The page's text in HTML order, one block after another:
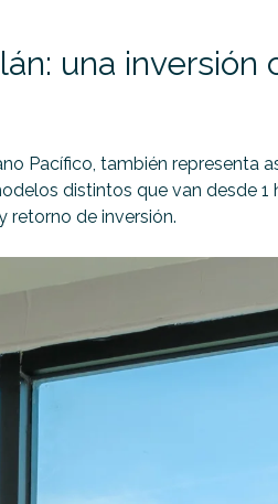
una inversión
Pacífico, también representa
distintos que van desde 1
retorno de inversión.